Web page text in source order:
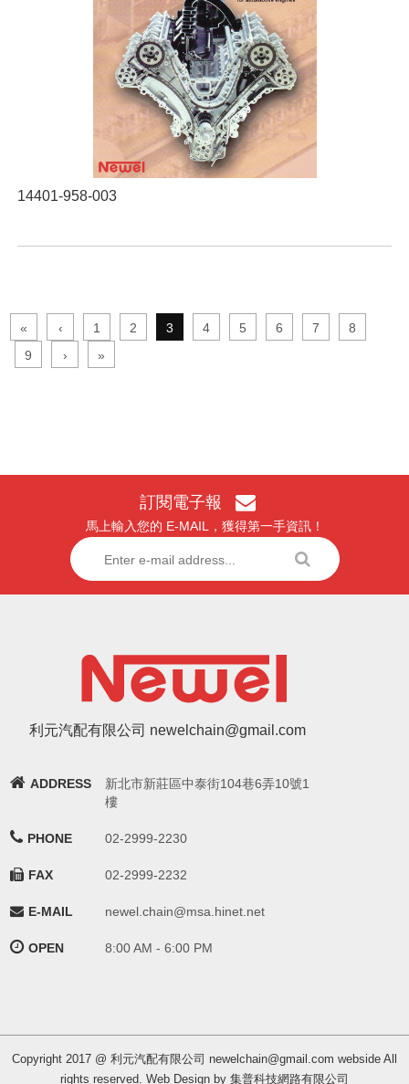
14401-958-003
« ‹ 1 2 3 4 5 6 7
8
9
› »
訂閱電子報
馬上輸入您的 E-MAIL，獲得第一手資訊！
利元汽配有限公司 newelchain@gmail.com
ADDRESS
新北市新莊區中泰街104巷6弄10號1
樓
PHONE 02-2999-2230
FAX 02-2999-2232
E-MAIL newel.chain@msa.hinet.net
OPEN 8:00 AM - 6:00 PM
Copyright 2017 @ 利元汽配有限公司 newelchain@gmail.com webside All
rights reserved. Web Design by 集普科技網路有限公司